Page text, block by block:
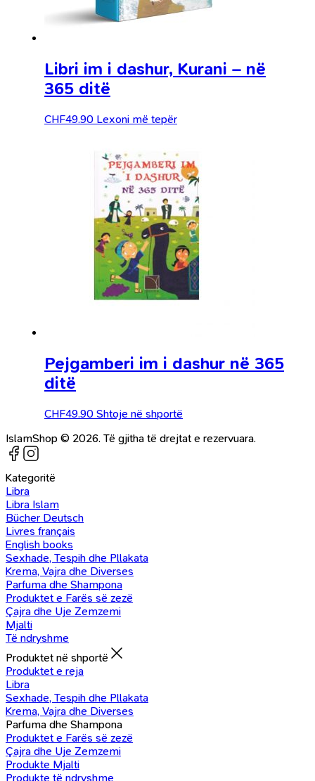
Libri im i dashur, Kurani – në
365 ditë
CHF49.90 Lexoni më tepër
Pejgamberi im i dashur në 365
ditë
CHF49.90 Shtoje në shportë
IslamShop © 2026. Të gjitha të drejtat e rezervuara.
Kategoritë
Libra
Libra Islam
Bücher Deutsch
Livres français
English books
Sexhade, Tespih dhe Pllakata
Krema, Vajra dhe Diverses
Parfuma dhe Shampona
Produktet e Farës së zezë
Çajra dhe Uje Zemzemi
Mjalti
Të ndryshme
Produktet në shportë
Produktet e reja
Libra
Sexhade, Tespih dhe Pllakata
Krema, Vajra dhe Diverses
Parfuma dhe Shampona
Produktet e Farës së zezë
Çajra dhe Uje Zemzemi
Produkte Mjalti
Produkte të ndryshme